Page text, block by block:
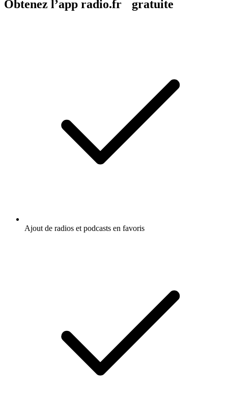
Obtenez l’app radio.fr gratuite
Ajout de radios et podcasts en favoris